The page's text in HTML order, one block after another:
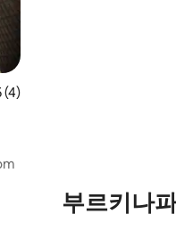
5점(5점 만점), 후기 4개
(4)
부르키나